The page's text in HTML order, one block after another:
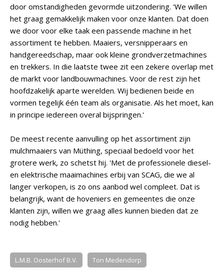
door omstandigheden gevormde uitzondering. 'We willen
het graag gemakkelijk maken voor onze klanten. Dat doen
we door voor elke taak een passende machine in het
assortiment te hebben. Maaiers, versnipperaars en
handgereedschap, maar ook kleine grondverzetmachines
en trekkers. In die laatste twee zit een zekere overlap met
de markt voor landbouwmachines. Voor de rest zijn het
hoofdzakelijk aparte werelden. Wij bedienen beide en
vormen tegelijk één team als organisatie. Als het moet, kan
in principe iedereen overal bijspringen.'
De meest recente aanvulling op het assortiment zijn
mulchmaaiers van Müthing, speciaal bedoeld voor het
grotere werk, zo schetst hij. 'Met de professionele diesel-
en elektrische maaimachines erbij van SCAG, die we al
langer verkopen, is zo ons aanbod wel compleet. Dat is
belangrijk, want de hoveniers en gemeentes die onze
klanten zijn, willen we graag alles kunnen bieden dat ze
nodig hebben.'
L.M.B. Oosterhof B.V. Ton Medendorp